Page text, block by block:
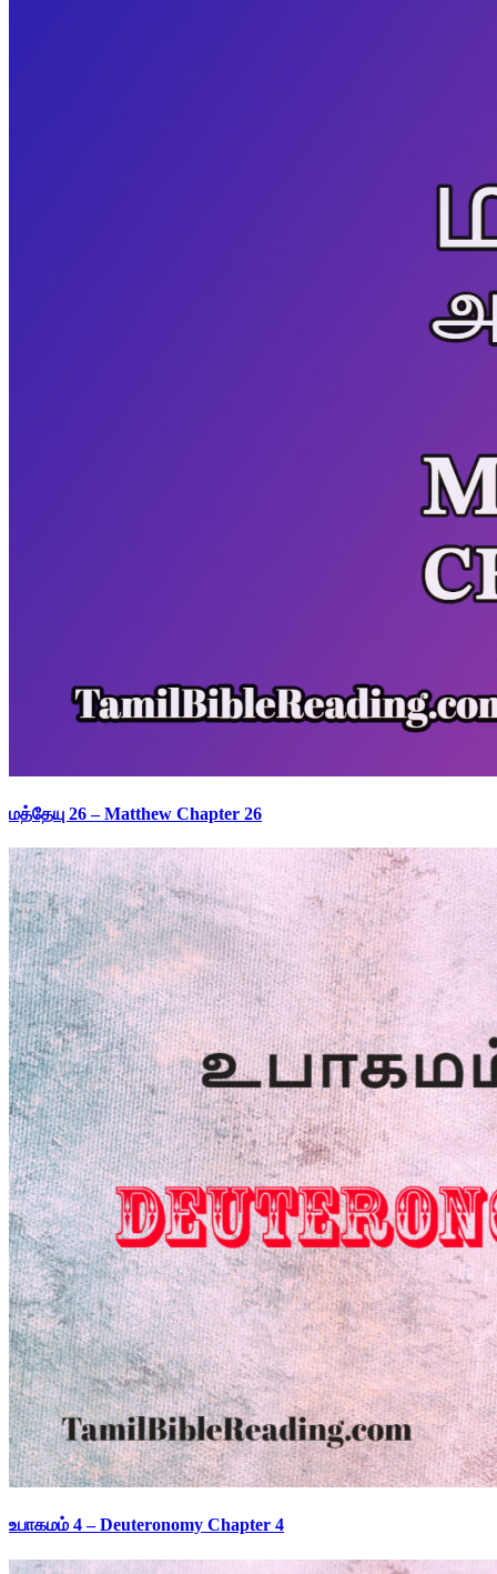
மத்தேயு 26 – Matthew Chapter 26
உபாகமம் 4 – Deuteronomy Chapter 4